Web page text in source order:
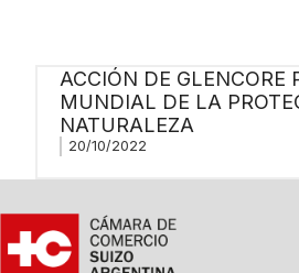
ACCIÓN DE GLENCORE
MUNDIAL DE LA
NATURALEZA
20/10/2022